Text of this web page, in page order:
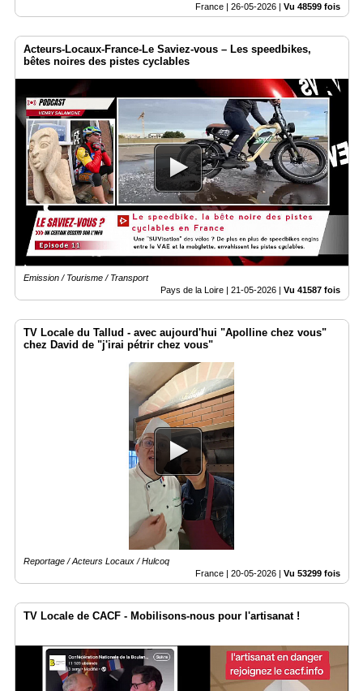
France | 26-05-2026 | Vu 48599 fois
Acteurs-Locaux-France-Le Saviez-vous – Les speedbikes,
bêtes noires des pistes cyclables
Emission / Tourisme / Transport
Pays de la Loire | 21-05-2026 | Vu 41587 fois
TV Locale du Tallud - avec aujourd'hui "Apolline chez vous"
chez David de "j'irai pétrir chez vous"
Reportage / Acteurs Locaux / Hulcoq
France | 20-05-2026 Vu 53299 fois
TV Locale de CACF - Mobilisons-nous pour l'artisanat !